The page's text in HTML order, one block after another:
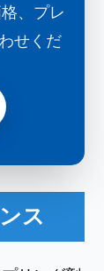
、プレ
せくだ
ス